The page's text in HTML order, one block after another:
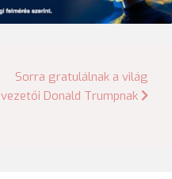
Sorra gratulálnak a világ
vezetői Donald Trumpnak